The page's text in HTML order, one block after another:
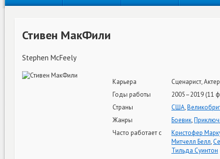
Стивен МакФили
Stephen McFeely
Карьера
Сценарист, Актер
Годы работы
2005–2019 (11
Страны
США,
Жанры
Боевик,
Часто работает с
Кристофер
Митчелл Белл,
Тильда Суинтон